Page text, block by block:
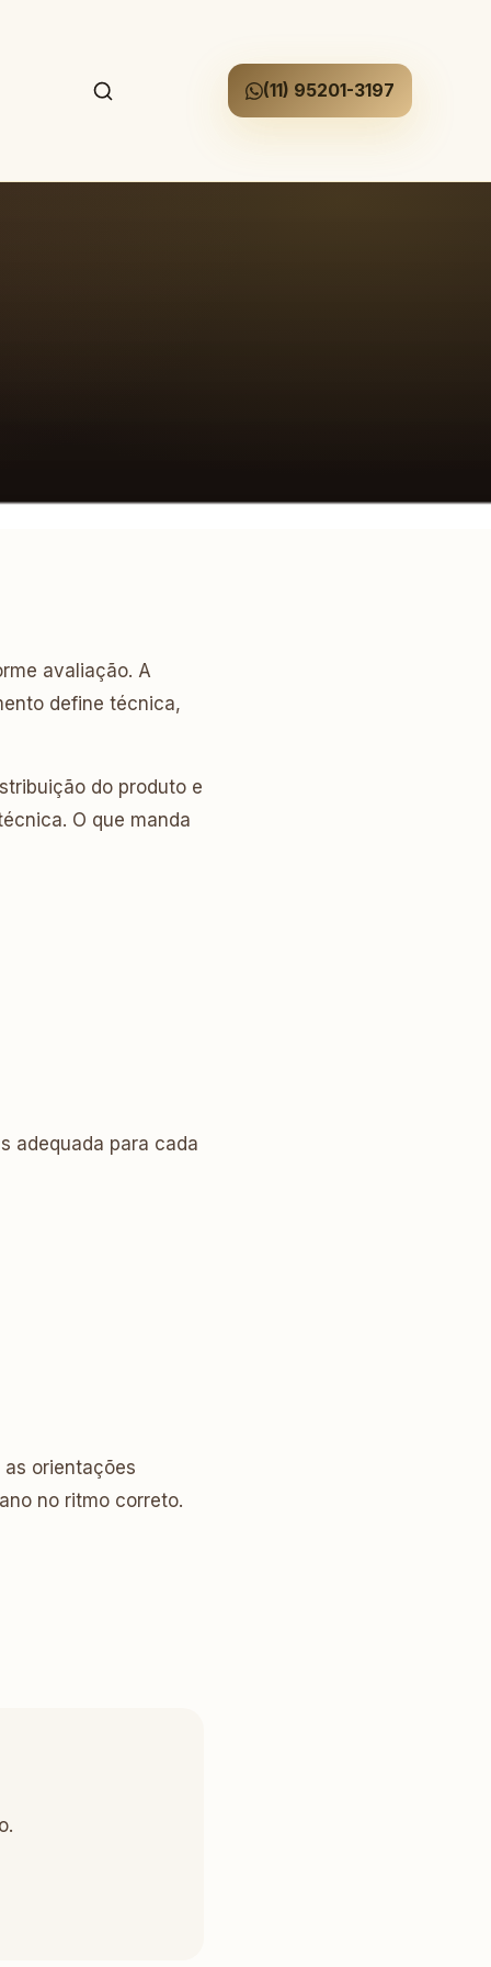
(11) 95201-3197
avaliação. A
define técnica,
do produto e
O que manda
adequada para cada
orientações
no ritmo correto.